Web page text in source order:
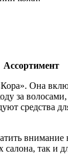
Ассортимент
Она
за
средства
так и